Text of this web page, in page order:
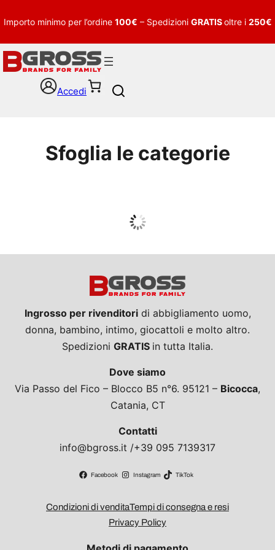
Importo minimo per l’ordine 100€ – Spedizioni GRATISoltre i 250€
Accedi
h
Sfoglia le categorie
Guarda tutto
Ingrosso per rivenditoridi abbigliamento uomo,
donna, bambino, intimo, giocattoli e molto altro.
Spedizioni GRATIS in tutta Italia.
Dove siamo
Via Passo del Fico – Blocco B5 n°6. 95121 – Bicocca,
Catania, CT
Contatti
info@bgross.it /+39 095 7139317
Facebook Instagram TikTok
Condizioni di venditaTempi di consegna e resi
Privacy Policy